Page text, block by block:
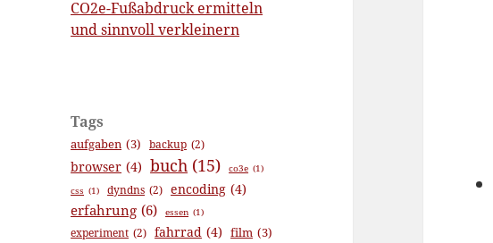
CO2e-Fußabdruck ermitteln
und sinnvoll verkleinern
Tags
aufgaben (3) backup (2)
browser (4) buch (15) co3e (1)
css (1) dyndns (2) encoding (4)
erfahrung (6) essen (1)
experiment (2) fahrrad (4) film (3)